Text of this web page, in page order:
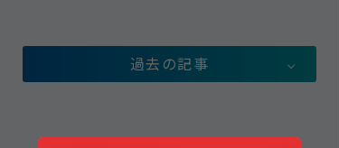
水族館の周辺施設
過去の記事